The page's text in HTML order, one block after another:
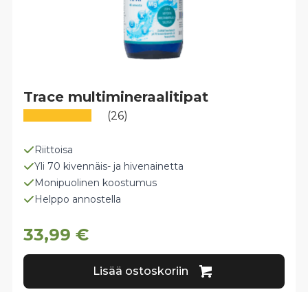
Riittoisa
Yli 70 kivennäis- ja hivenainetta
Monipuolinen koostumus
Helppo annostella
33,99€
Trace multimineraalitipat
(26)
Lisää ostoskoriin